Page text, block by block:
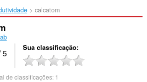
calcatom‎
5 Sua classificação
de classificações: 1